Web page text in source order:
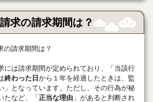
求の請求期間は？
請求期間は？
は請求期間が定められており、「当該行
終わった日 から１年を経過したときは、監
」となっています。ただし、その行為が秘
たなど、「 正当な理由」があると判断され